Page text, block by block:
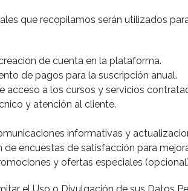
que recopilamos serán utilizados
de cuenta en la plataforma.
de pagos para la suscripción anual.
acceso a los cursos y servicios
y atención al cliente.
informativas y
de encuestas de satisfacción para
y ofertas especiales